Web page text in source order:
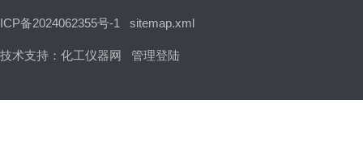
ICP备2024062355号-1 sitemap.xml
技术支持： 化工仪器网 管理登陆